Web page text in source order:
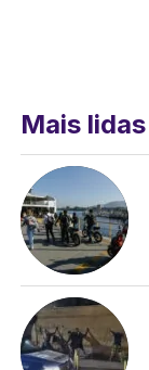
Mais lidas